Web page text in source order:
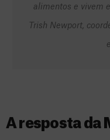
alimentos e vivem
Trish Newport,
A resposta da